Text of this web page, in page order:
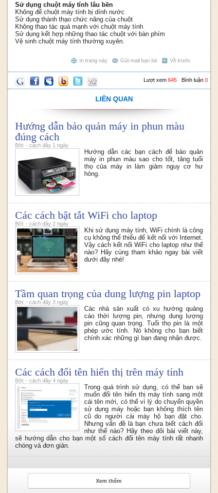
Sử dụng chuột máy tính lâu bền
Không để chuột máy tính bị dính nước
Sử dụng thành thạo chức năng của chuột
Không thao tác quá mạnh với chuột máy tính
Sử dụng kết hợp những thao tác chuột với bàn phím
Vệ sinh chuột máy tính thường xuyên.
Về trước
Gửi mail bạn bè
In trang này
Bình luận 0
Lượt xem 645
LIÊN QUAN
Hướng dẫn bảo quản máy in phun màu
đúng cách
Bởi: - cách đây 1 ngày
Hướng dẫn các bạn cách để bảo quản
máy in phun màu sao cho tốt, tăng tuổi
thọ của máy in làm giảm nguy cơ hư
hỏng.
Các cách bật tắt WiFi cho laptop
Bởi: - cách đây 2 ngày
Khi sử dụng máy tính, WiFi chính là công
cụ không thể thiếu để kết nối với Internet.
Vậy cách kết nối WiFi cho laptop như thế
nào? Hãy cùng tham khảo ngay bài viết
dưới đây nhé!
Tầm quan trọng của dung lượng pin laptop
Bởi: - cách đây 3 ngày
Các nhà sản xuất có xu hướng quảng
cáo thời lượng pin, nhưng dung lượng
pin cũng quan trọng. Tuổi thọ pin là một
phép ước tính. Nó không cho bạn biết
chính xác những gì bạn đang nhận được.
Các cách đổi tên hiển thị trên máy tính
Bởi: - cách đây 4 ngày
Trong quá trình sử dụng, có thể bạn sẽ
muốn đổi tên hiển thị máy tính sang một
cái tên mới, có thể vì lý do chuyển quyền
sử dụng máy hoặc bạn không thích tên
cũ do người cài máy hộ bạn đặt cho.
Nhưng vấn đề là bạn chưa biết cách đổi
như thế nào? Hãy theo dõi bài viết này,
sẽ hướng dẫn cho bạn một số cách đổi tên máy tính rất nhanh
chóng và đơn giản.
Xem thêm